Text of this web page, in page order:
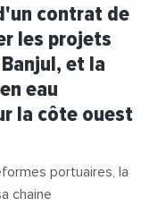
contrat de
les projets
et la
eau
la côte ouest
portuaires, la
chaine